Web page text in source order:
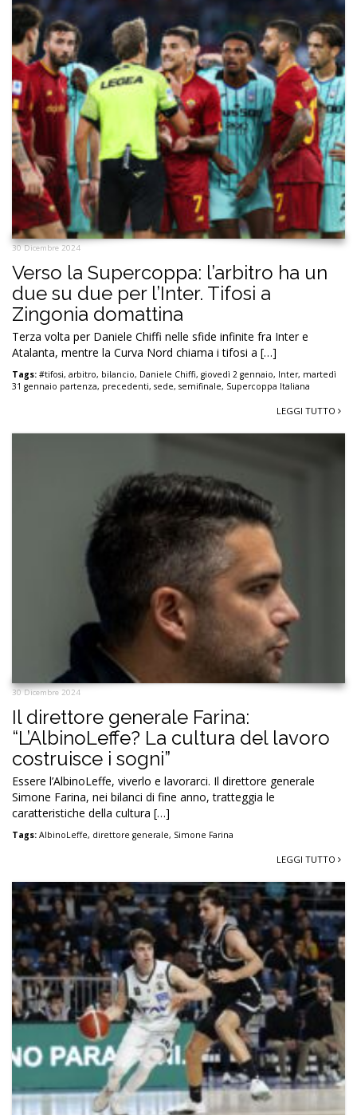
30 Dicembre 2024
Verso la Supercoppa: l’arbitro ha un
due su due per l’Inter. Tifosi a
Zingonia domattina
Terza volta per Daniele Chiffi nelle sfide infinite fra Inter e
Atalanta, mentre la Curva Nord chiama i tifosi a […]
Tags: #tifosi, arbitro, bilancio, Daniele Chiffi, giovedì 2 gennaio, Inter, martedì
31 gennaio partenza, precedenti, sede, semifinale, Supercoppa Italiana
LEGGI TUTTO
30 Dicembre 2024
Il direttore generale Farina:
“L’AlbinoLeffe? La cultura del lavoro
costruisce i sogni”
Essere l’AlbinoLeffe, viverlo e lavorarci. Il direttore generale
Simone Farina, nei bilanci di fine anno, tratteggia le
caratteristiche della cultura […]
Tags: AlbinoLeffe, direttore generale, Simone Farina
LEGGI TUTTO